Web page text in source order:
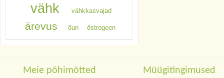
vähk vähkkasvajad
ärevus õun östrogeen
Meie põhimõtted Müügitingimused